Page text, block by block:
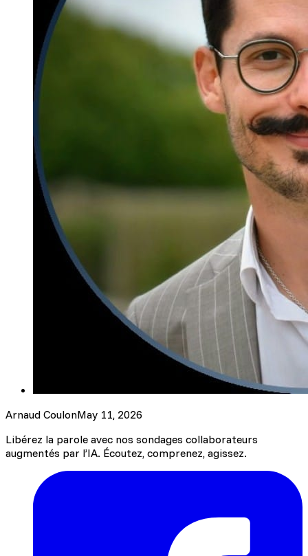
Arnaud CoulonMay 11, 2026
Libérez la parole avec nos sondages collaborateurs
augmentés par l’IA. Écoutez, comprenez, agissez.